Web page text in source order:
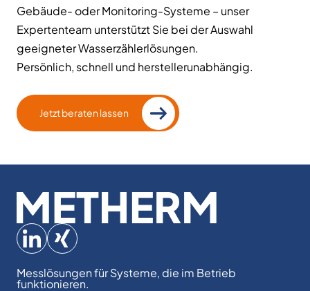
Gebäude- oder Monitoring-Systeme – unser
Expertenteam unterstützt Sie bei der Auswahl
geeigneter Wasserzählerlösungen.
Persönlich, schnell und herstellerunabhängig.
Jetzt beraten lassen
Metherm
Messlösungen für Systeme, die im Betrieb
funktionieren.